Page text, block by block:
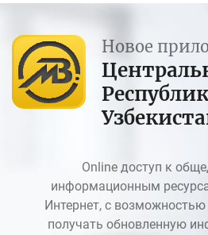
Новое
Online доступ к
информационным
Интернет, с
получать обновленную